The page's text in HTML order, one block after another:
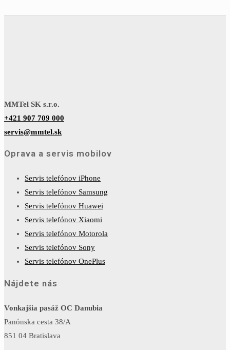
MMTel SK s.r.o.
+421 907 709 000
servis@mmtel.sk
Oprava a servis mobilov
Servis telefónov iPhone
Servis telefónov Samsung
Servis telefónov Huawei
Servis telefónov Xiaomi
Servis telefónov Motorola
Servis telefónov Sony
Servis telefónov OnePlus
Nájdete nás
Vonkajšia pasáž OC Danubia
Panónska cesta 38/A
851 04 Bratislava